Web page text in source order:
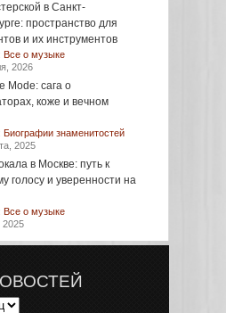
в Санкт-
пространство для
и их инструментов
Все о музыке
2026
Mode: сага о
коже и вечном
Биографии знаменитостей
2025
в Москве: путь к
голосу и уверенности на
Все о музыке
2025